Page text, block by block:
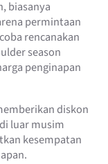
biasanya
permintaan
rencanakan
season
penginapan
diskon
luar musim
kesempatan